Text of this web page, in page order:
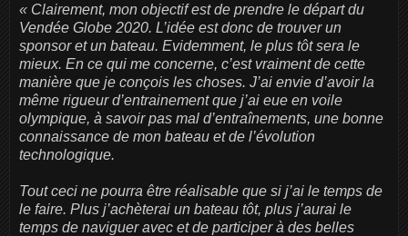
« Clairement, mon objectif est de prendre le départ du
Vendée Globe 2020. L’idée est donc de trouver un
sponsor et un bateau. Evidemment, le plus tôt sera le
mieux. En ce qui me concerne, c’est vraiment de cette
manière que je conçois les choses. J’ai envie d’avoir la
même rigueur d’entrainement que j’ai eue en voile
olympique, à savoir pas mal d’entraînements, une bonne
connaissance de mon bateau et de l’évolution
technologique.
Tout ceci ne pourra être réalisable que si j’ai le temps de
le faire. Plus j’achèterai un bateau tôt, plus j’aurai le
temps de naviguer avec et de participer à des belles